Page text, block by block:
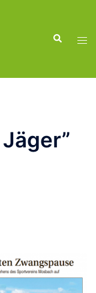
Suche